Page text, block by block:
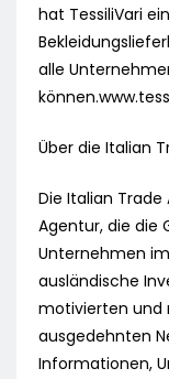
hat TessiliVari
alle
Über die Italian
Die Italian
Agentur, die die
Unternehmen
ausländische
motivierten und
ausgedehnten
Informationen,